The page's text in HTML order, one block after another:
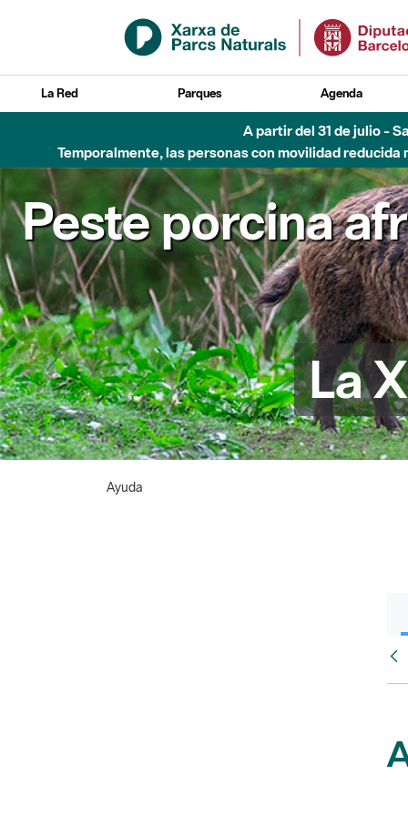
Saltar al contenido principal
La Red Parques Agenda
A partir del 31 de julio -
Temporalmente, las personas con movilidad
Peste porcina
La
Ayuda